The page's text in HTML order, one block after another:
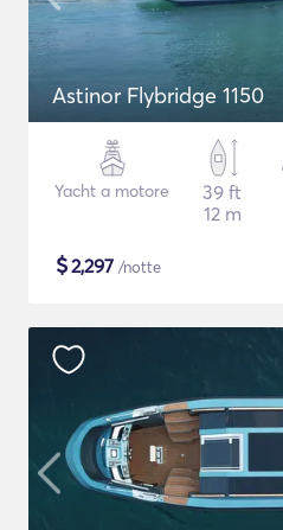
Astinor Flybridge 1150
Yacht a motore
39 ft
12 m
$2,297 /notte